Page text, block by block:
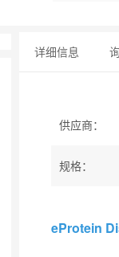
详细信息
供应商：
规格：
eProtein